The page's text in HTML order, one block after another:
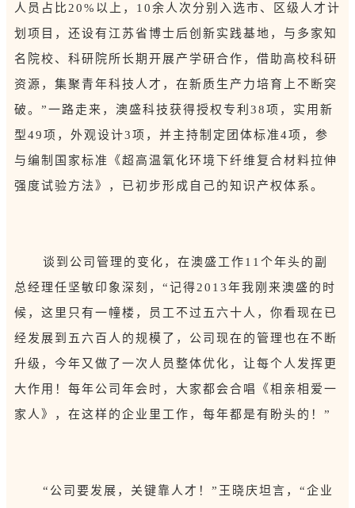
人员占比20%以上，10余人次分别入选市、区级人才计
划项目，还设有江苏省博士后创新实践基地，与多家知
名院校、科研院所长期开展产学研合作，借助高校科研
资源，集聚青年科技人才，在新质生产力培育上不断突
破。”一路走来，澳盛科技获得授权专利38项，实用新
型49项，外观设计3项，并主持制定团体标准4项，参
与编制国家标准《超高温氧化环境下纤维复合材料拉伸
强度试验方法》，已初步形成自己的知识产权体系。
谈到公司管理的变化，在澳盛工作11个年头的副
总经理任坚敏印象深刻，“记得2013年我刚来澳盛的时
候，这里只有一幢楼，员工不过五六十人，你看现在已
经发展到五六百人的规模了，公司现在的管理也在不断
升级，今年又做了一次人员整体优化，让每个人发挥更
大作用！每年公司年会时，大家都会合唱《相亲相爱一
家人》，在这样的企业里工作，每年都是有盼头的！”
“公司要发展，关键靠人才！”王晓庆坦言，“企业